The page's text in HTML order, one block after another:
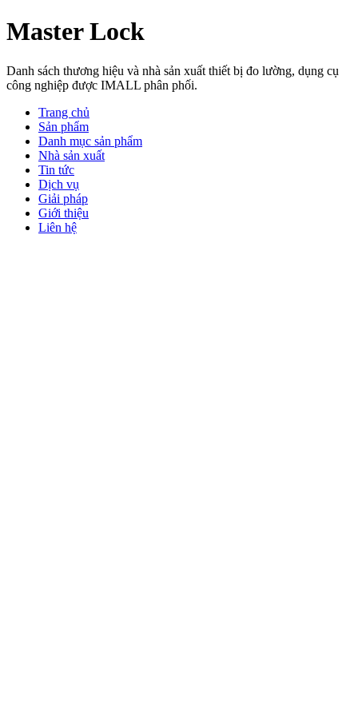
Master Lock
Danh sách thương hiệu và nhà sản xuất thiết bị đo lường, dụng cụ
công nghiệp được IMALL phân phối.
Trang chủ
Sản phẩm
Danh mục sản phẩm
Nhà sản xuất
Tin tức
Dịch vụ
Giải pháp
Giới thiệu
Liên hệ